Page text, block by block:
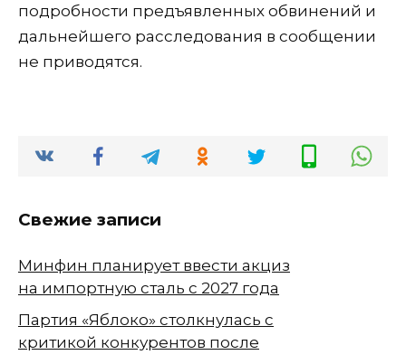
подробности предъявленных обвинений и
дальнейшего расследования в сообщении
не приводятся.
Свежие записи
Минфин планирует ввести акциз
на импортную сталь с 2027 года
Партия «Яблоко» столкнулась с
критикой конкурентов после